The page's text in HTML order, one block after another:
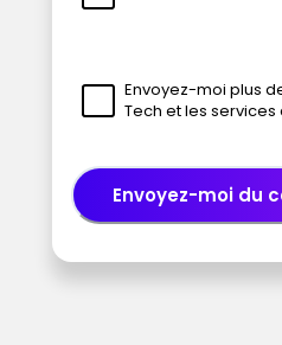
Envoyez-moi plus
Tech et les services
Envoyez-moi du